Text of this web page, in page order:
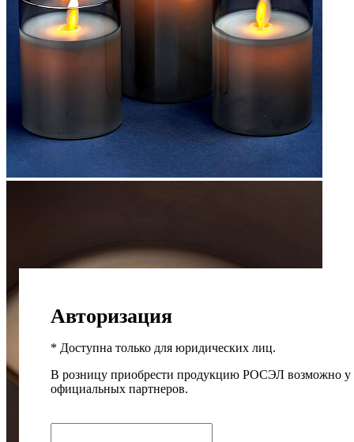
Авторизация
* Доступна только для юридических лиц.
В розницу приобрести продукцию РОСЭЛ возможно у
официальных партнеров.